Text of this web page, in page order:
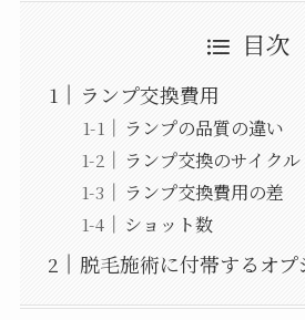
目次
ランプ交換費用
ランプの品質の違い
ランプ交換のサイクル
ランプ交換費用の差
ショット数
脱毛施術に付帯するオプ